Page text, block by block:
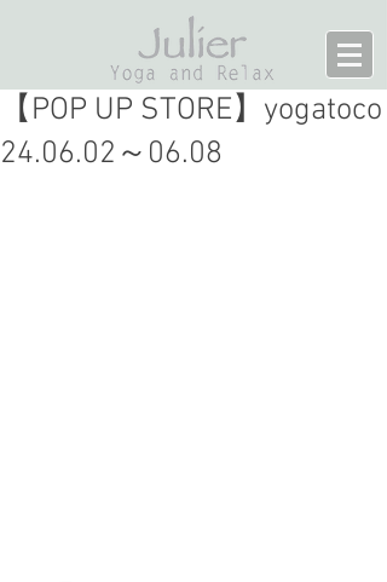
【POP UP STORE】yogatoco
24.06.02～06.08